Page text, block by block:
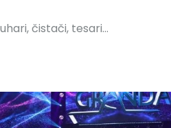
čistači, tesari…